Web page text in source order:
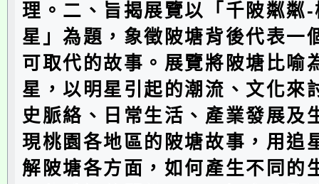
理。二、旨揭展覽以「千陂粼粼
星」為題，象徵陂塘背後代表一
可取代的故事。展覽將陂塘比喻
星，以明星引起的潮流、文化來
史脈絡、日常生活、產業發展及
現桃園各地區的陂塘故事，用追
解陂塘各方面，如何產生不同的